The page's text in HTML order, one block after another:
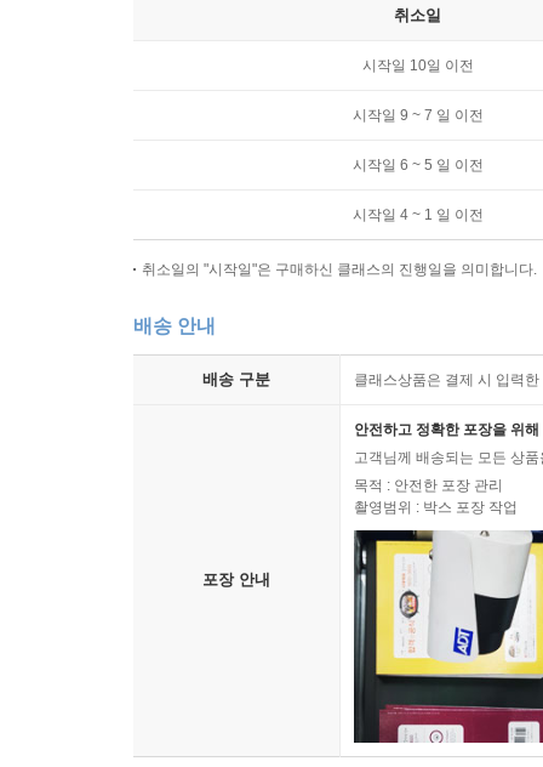
취소일
시작일 10일 이전
시작일 9 ~ 7 일 이전
시작일 6 ~ 5 일 이전
시작일 4 ~ 1 일 이전
취소일의 "시작일"은 구매하신 클래스의 진행일을 의미합니다.
배송 안내
배송 구분 클래스상품은 결제 시 입력
포장 안내
안전하고 정확한 포장을 위
고객님께 배송되는 모든 상
목적 : 안전한 포장 관리
촬영범위 : 박스 포장 작업